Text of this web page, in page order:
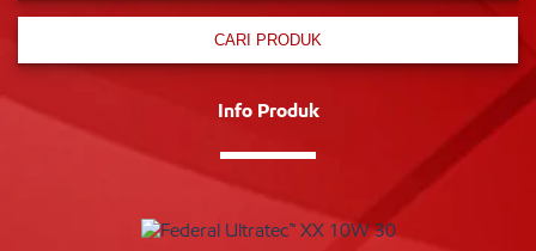
CARI PRODUK
Info Produk